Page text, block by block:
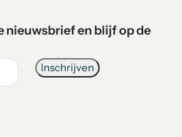
nieuwsbrief en blijf op de